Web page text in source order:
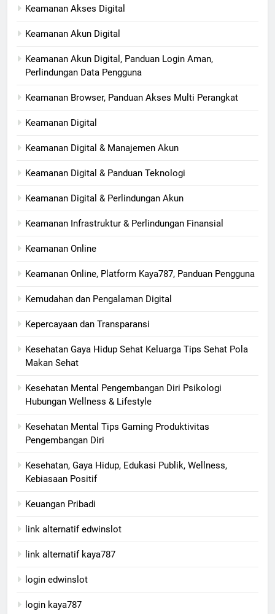
Keamanan Akses Digital
Keamanan Akun Digital
Keamanan Akun Digital, Panduan Login Aman,
Perlindungan Data Pengguna
Keamanan Browser, Panduan Akses Multi Perangkat
Keamanan Digital
Keamanan Digital & Manajemen Akun
Keamanan Digital & Panduan Teknologi
Keamanan Digital & Perlindungan Akun
Keamanan Infrastruktur & Perlindungan Finansial
Keamanan Online
Keamanan Online, Platform Kaya787, Panduan Pengguna
Kemudahan dan Pengalaman Digital
Kepercayaan dan Transparansi
Kesehatan Gaya Hidup Sehat Keluarga Tips Sehat Pola
Makan Sehat
Kesehatan Mental Pengembangan Diri Psikologi
Hubungan Wellness & Lifestyle
Kesehatan Mental Tips Gaming Produktivitas
Pengembangan Diri
Kesehatan, Gaya Hidup, Edukasi Publik, Wellness,
Kebiasaan Positif
Keuangan Pribadi
link alternatif edwinslot
link alternatif kaya787
login edwinslot
login kaya787